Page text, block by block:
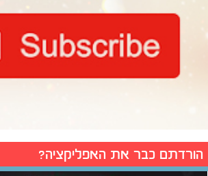
הורדתם כבר את האפליקציה?